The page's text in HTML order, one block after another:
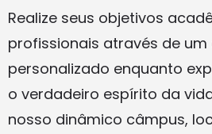
Realize seus objetivos
profissionais através de um
personalizado enquanto
o verdadeiro espírito da
nosso dinâmico câmpus,